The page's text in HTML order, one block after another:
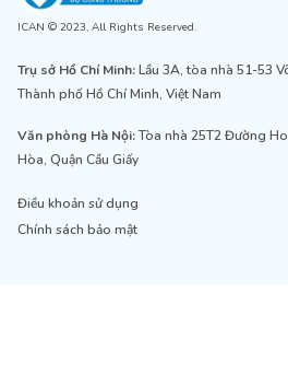
ICAN © 2023, All Rights Reserved.
Trụ sở Hồ Chí Minh:Lầu 3A, tòa nhà 51-53
Thành phố Hồ Chí Minh, Việt Nam
Văn phòng Hà Nội:Tòa nhà 25T2 Đường
Hòa, Quận Cầu Giấy
Điều khoản sử dụng
Chính sách bảo mật